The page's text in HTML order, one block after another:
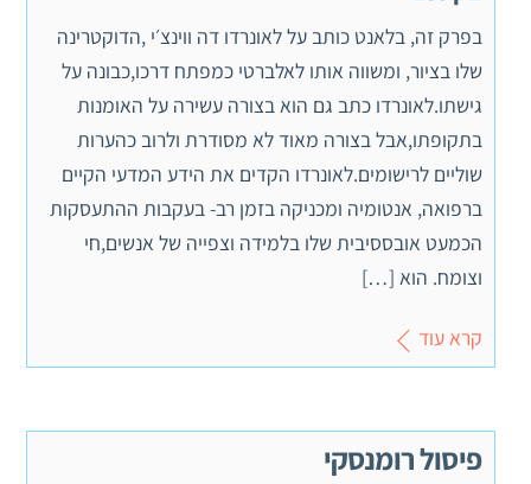
בפרק זה, בלאנט כותב על לאונרדו דה ווינצ׳י ,הדוקטרינה
שלו בציור, ומשווה אותו לאלברטי כמפתח דרכו,כבונה על
גישתו.לאונרדו כתב גם הוא בצורה עשירה על האומנות
בתקופתו,אבל בצורה מאוד לא מסודרת ולרוב כהערות
שוליים לרישומים.לאונרדו הקדים את הידע המדעי הקיים
ברפואה, אנטומיה ומכניקה בזמן רב- בעקבות ההתעסקות
הכמעט אובססיבית שלו בלמידה וצפייה של אנשים,חי
וצומח. הוא […]
קרא עוד
פיסול רומנסקי